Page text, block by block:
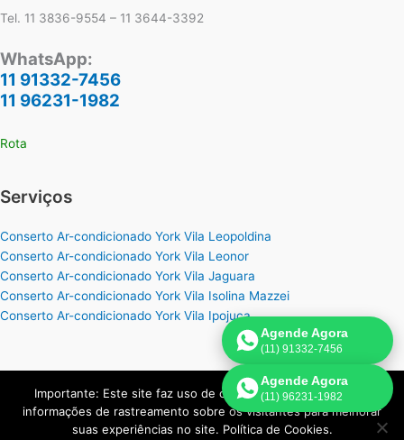
Tel. 11 3836-9554 – 11 3644-3392
WhatsApp:
11 91332-7456
11 96231-1982
Rota
Serviços
Conserto Ar-condicionado York Vila Leopoldina
Conserto Ar-condicionado York Vila Leonor
Conserto Ar-condicionado York Vila Jaguara
Conserto Ar-condicionado York Vila Isolina Mazzei
Conserto Ar-condicionado York Vila Ipojuca
Copyright © 2026 York Assistência Ar-Condicionado | Criado por:
Página de Venda.
Agende Agora
(11) 91332-7456
Agende Agora
(11) 96231-1982
Importante: Este site faz uso de cookies que podem conter
informações de rastreamento sobre os visitantes para melhorar
suas experiências no site. Política de Cookies.